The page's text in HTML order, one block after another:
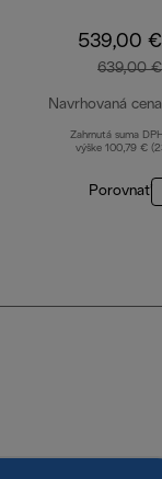
539,00 €
639,00 €
Navrhovaná cena
Zahrnutá suma
výške 100,79 €
Porovnať